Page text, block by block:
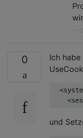
0
Ich
und